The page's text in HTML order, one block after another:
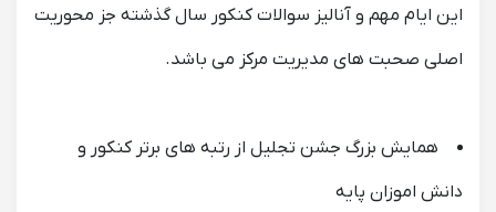
این ایام مهم و آنالیز سوالات کنکور سال گذشته جز محوریت
اصلی صحبت های مدیریت مرکز می باشد.
همایش بزرگ جشن تجلیل از رتبه های برتر کنکور و
دانش اموزان پایه